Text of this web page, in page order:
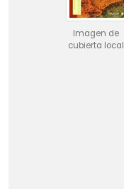
Imagen de
cubierta local